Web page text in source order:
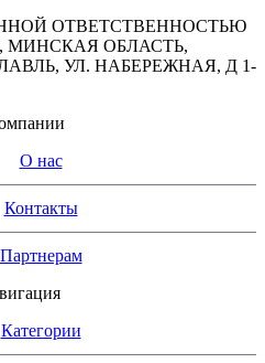
ОТВЕТСТВЕННОСТЬЮ
МИНСКАЯ ОБЛАСТЬ,
УЛ. НАБЕРЕЖНАЯ, Д 1-
О нас
Контакты
Партнерам
Категории